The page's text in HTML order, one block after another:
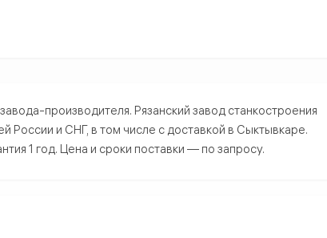
от производителя
производителя. Рязанский завод станкостроения
и СНГ, в том числе с доставкой в Сыктывкаре.
1 год. Цена и сроки поставки — по запросу.